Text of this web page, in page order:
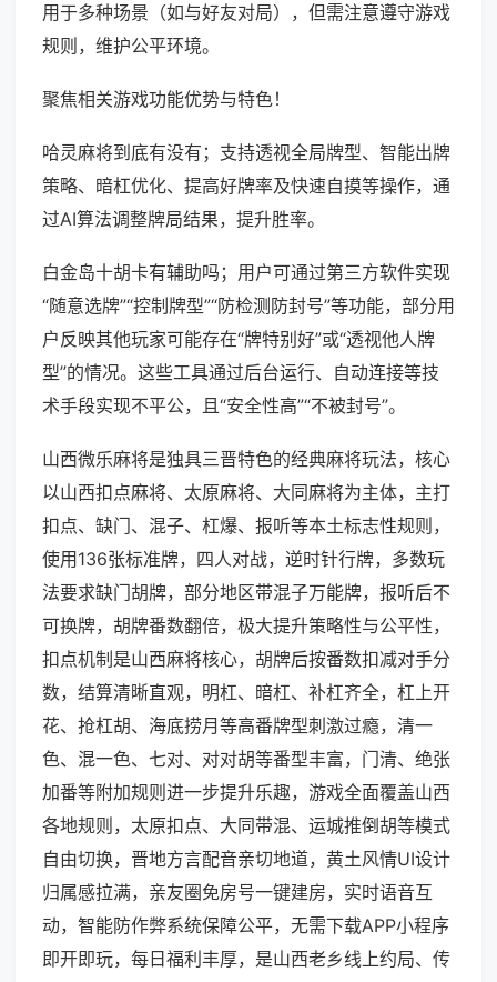
用于多种场景（如与好友对局），但需注意遵守游戏
规则，维护公平环境。
聚焦相关游戏功能优势与特色！
哈灵麻将到底有没有；支持透视全局牌型、智能出牌
策略、暗杠优化、提高好牌率及快速自摸等操作，通
过AI算法调整牌局结果，提升胜率。
白金岛十胡卡有辅助吗；用户可通过第三方软件实现
“随意选牌”“控制牌型”“防检测防封号”等功能，部分用
户反映其他玩家可能存在“牌特别好”或“透视他人牌
型”的情况。这些工具通过后台运行、自动连接等技
术手段实现不平公，且“安全性高”“不被封号”。
山西微乐麻将是独具三晋特色的经典麻将玩法，核心
以山西扣点麻将、太原麻将、大同麻将为主体，主打
扣点、缺门、混子、杠爆、报听等本土标志性规则，
使用136张标准牌，四人对战，逆时针行牌，多数玩
法要求缺门胡牌，部分地区带混子万能牌，报听后不
可换牌，胡牌番数翻倍，极大提升策略性与公平性，
扣点机制是山西麻将核心，胡牌后按番数扣减对手分
数，结算清晰直观，明杠、暗杠、补杠齐全，杠上开
花、抢杠胡、海底捞月等高番牌型刺激过瘾，清一
色、混一色、七对、对对胡等番型丰富，门清、绝张
加番等附加规则进一步提升乐趣，游戏全面覆盖山西
各地规则，太原扣点、大同带混、运城推倒胡等模式
自由切换，晋地方言配音亲切地道，黄土风情UI设计
归属感拉满，亲友圈免房号一键建房，实时语音互
动，智能防作弊系统保障公平，无需下载APP小程序
即开即玩，每日福利丰厚，是山西老乡线上约局、传